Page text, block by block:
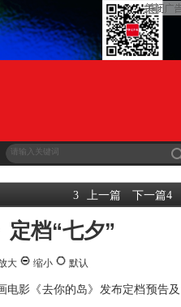
3 上一篇 下一篇4
定档“七夕”
大 缩小 默认
电影《去你的岛》发布定档预告及